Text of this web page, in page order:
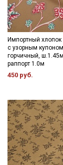
Импортный хлопок
с узорным
горчичный,
раппорт 1.0м
450 руб.